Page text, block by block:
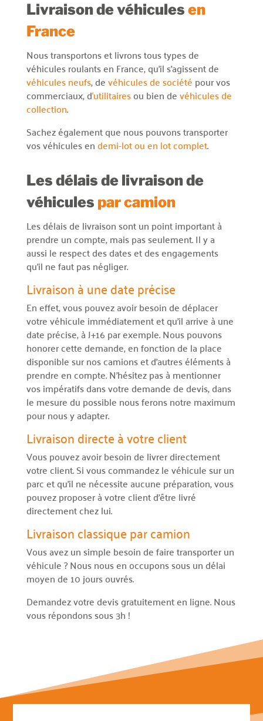
Livraison de véhicules en
France
Nous transportons et livrons tous types de
véhicules roulants en France, qu’il s’agissent de
véhicules neufs, devéhicules de société pour vos
commerciaux, d‘utilitairesou bien devéhicules de
collection.
Sachez également que nous pouvons transporter
vos véhicules endemi-lot ou en lot complet.
Les délais de livraison de
véhicules par camion
Les délais de livraison sont un point important à
prendre un compte, mais pas seulement. Il y a
aussi le respect des dates et des engagements
qu’il ne faut pas négliger.
Livraison à une date précise
En effet, vous pouvez avoir besoin de déplacer
votre véhicule immédiatement et qu’il arrive à une
date précise, à J+16 par exemple. Nous pouvons
honorer cette demande, en fonction de la place
disponible sur nos camions et d’autres éléments à
prendre en compte. N’hésitez pas à mentionner
vos impératifs dans votre demande de devis, dans
le mesure du possible nous ferons notre maximum
pour nous y adapter.
Livraison directe à votre client
Vous pouvez avoir besoin de livrer directement
votre client. Si vous commandez le véhicule sur un
parc et qu’il ne nécessite aucune préparation, vous
pouvez proposer à votre client d’être livré
directement chez lui.
Livraison classique par camion
Vous avez un simple besoin de faire transporter un
véhicule ? Nous nous en occupons sous un délai
moyen de 10 jours ouvrés.
Demandez votre devis gratuitement en ligne. Nous
vous répondons sous 3h !